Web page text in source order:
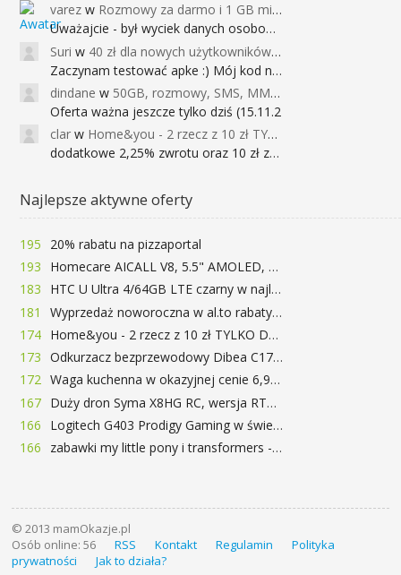
varez w Rozmowy za darmo i 1 GB miesięcznie
Uważajcie - był wyciek danych osobowych
Suri w 40 zł dla nowych użytkowników Google Pay (dawniej Android Pay)
Zaczynam testować apke :) Mój kod na 40
dindane w 50GB, rozmowy, SMS, MMS bez limitu przez 6 miesięcy za darmo za przeniesienie numeru do Play NEXT
Oferta ważna jeszcze tylko dziś (15.11.2
clar w Home&you - 2 rzecz z 10 zł TYLKO DZISIAJ
dodatkowe 2,25% zwrotu oraz 10 zł za r
Najlepsze aktywne oferty
195
20% rabatu na pizzaportal
193
Homecare AICALL V8, 5.5" AMOLED, 4/128GB, Snapdragon 652, LTE, QC3.0, 3400mAh za 416zł
183
HTC U Ultra 4/64GB LTE czarny w najlepszej cenie na rynku 799 zł!!!
181
Wyprzedaż noworoczna w al.to rabaty do 72%
174
Home&you - 2 rzecz z 10 zł TYLKO DZISIAJ
173
Odkurzacz bezprzewodowy Dibea C17 za 77.99$ (~290zł)
172
Waga kuchenna w okazyjnej cenie 6,99$
167
Duży dron Syma X8HG RC, wersja RTF, kamera 8MP za 62$ (~233zł) - TomTop
166
Logitech G403 Prodigy Gaming w świetnej cenie 169 zł
166
zabawki my little pony i transformers -50%!
© 2013 mamOkazje.pl
Osób online: 56
RSS Kontakt Regulamin
Polityka
prywatności
Jak to działa?